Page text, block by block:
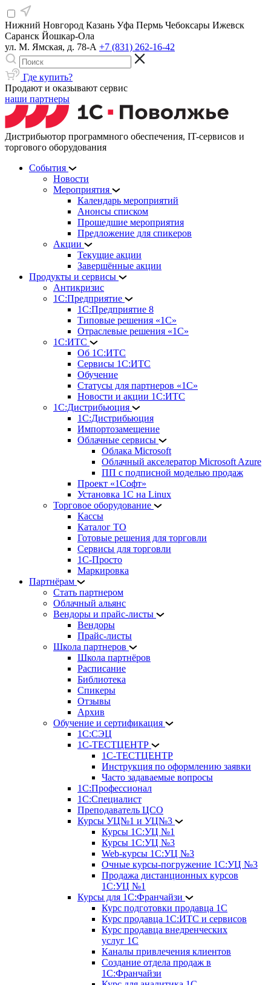
Нижний Новгород Казань Уфа Пермь Чебоксары Ижевск
Саранск Йошкар-Ола
ул. М. Ямская, д. 78-А +7 (831) 262-16-42
Где купить?
Продают и оказывают сервис
наши партнеры
Дистрибьютор программного обеспечения, IT-сервисов и
торгового оборудования
События
Новости
Мероприятия
Календарь мероприятий
Анонсы списком
Прошедшие мероприятия
Предложение для спикеров
Акции
Текущие акции
Завершённые акции
Продукты и сервисы
Антикризис
1С:Предприятие
1С:Предприятие 8
Типовые решения «1С»
Отраслевые решения «1С»
1С:ИТС
Об 1С:ИТС
Сервисы 1С:ИТС
Обучение
Статусы для партнеров «1С»
Новости и акции 1С:ИТС
1С:Дистрибьюция
1С:Дистрибьюция
Импортозамещение
Облачные сервисы
Облака Microsoft
Облачный акселератор Microsoft Azure
ПП с подписной моделью продаж
Проект «1Софт»
Установка 1С на Linux
Торговое оборудование
Кассы
Каталог ТО
Готовые решения для торговли
Сервисы для торговли
1С-Просто
Маркировка
Партнёрам
Стать партнером
Облачный альянс
Вендоры и прайс-листы
Вендоры
Прайс-листы
Школа партнеров
Школа партнёров
Расписание
Библиотека
Спикеры
Отзывы
Архив
Обучение и сертификация
1С:СЭЦ
1С-ТЕСТЦЕНТР
1С-ТЕСТЦЕНТР
Инструкция по оформлению заявки
Часто задаваемые вопросы
1С:Профессионал
1С:Специалист
Преподаватель ЦСО
Курсы УЦ№1 и УЦ№3
Курсы 1С:УЦ №1
Курсы 1С:УЦ №3
Web-курсы 1С:УЦ №3
Очные курсы-погружение 1С:УЦ №3
Продажа дистанционных курсов
1С:УЦ №1
Курсы для 1С:Франчайзи
Курс подготовки продавца 1С
Курс продавца 1С:ИТС и сервисов
Курс продавца внедренческих
услуг 1С
Каналы привлечения клиентов
Создание отдела продаж в
1С:Франчайзи